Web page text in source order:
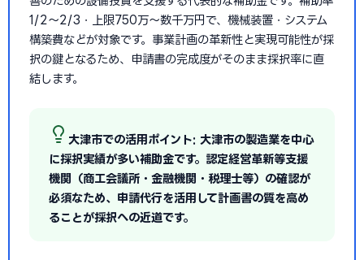
1/2〜2/3・上限750万〜数千万円で、機械装置・システム
構築費などが対象です。事業計画の革新性と実現可能性が採
択の鍵となるため、申請書の完成度がそのまま採択率に直
結します。
大津市での活用ポイント: 大津市の製造業を中心
に採択実績が多い補助金です。認定経営革新等支援
機関（商工会議所・金融機関・税理士等）の確認が
必須なため、申請代行を活用して計画書の質を高め
ることが採択への近道です。